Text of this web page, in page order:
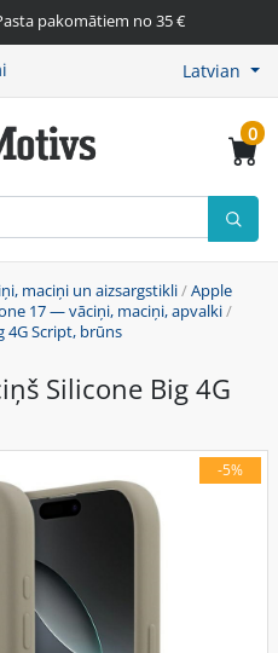
pakomātiem no 35 €
Latvian
0
maciņi un aizsargstikli/Apple
17 — vāciņi, maciņi, apvalki/
4G Script, brūns
Silicone Big 4G
-5%